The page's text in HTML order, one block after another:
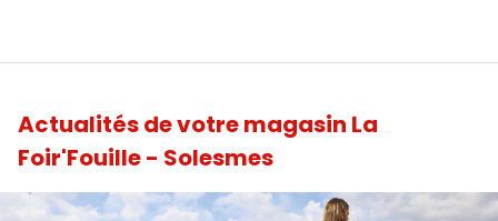
Actualités de votre magasin La
Foir'Fouille - Solesmes